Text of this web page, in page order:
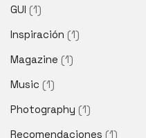
GUI (1)
Inspiración (1)
Magazine (1)
Music (1)
Photography (1)
Recomendaciones (1)